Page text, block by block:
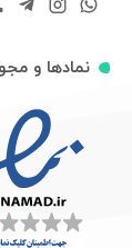
نمادها و